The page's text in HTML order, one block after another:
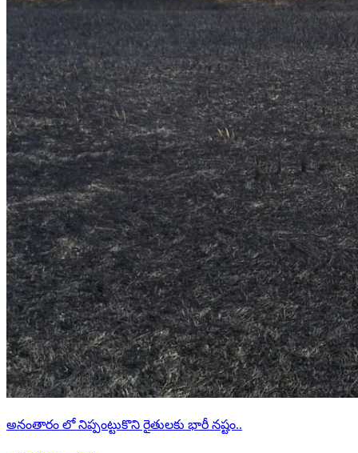
అనంతారం లో నిప్పంట్టుకొని రైతులకు భారీ నష్టం..